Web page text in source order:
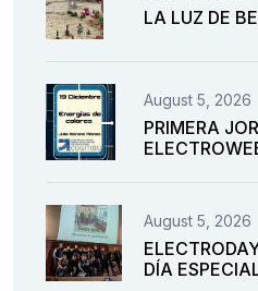
LA LUZ DE
August 5, 2026
PRIMERA
August 5, 2026
DÍA